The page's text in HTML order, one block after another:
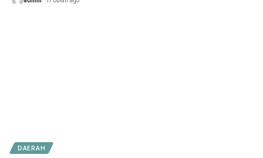
DAERAH